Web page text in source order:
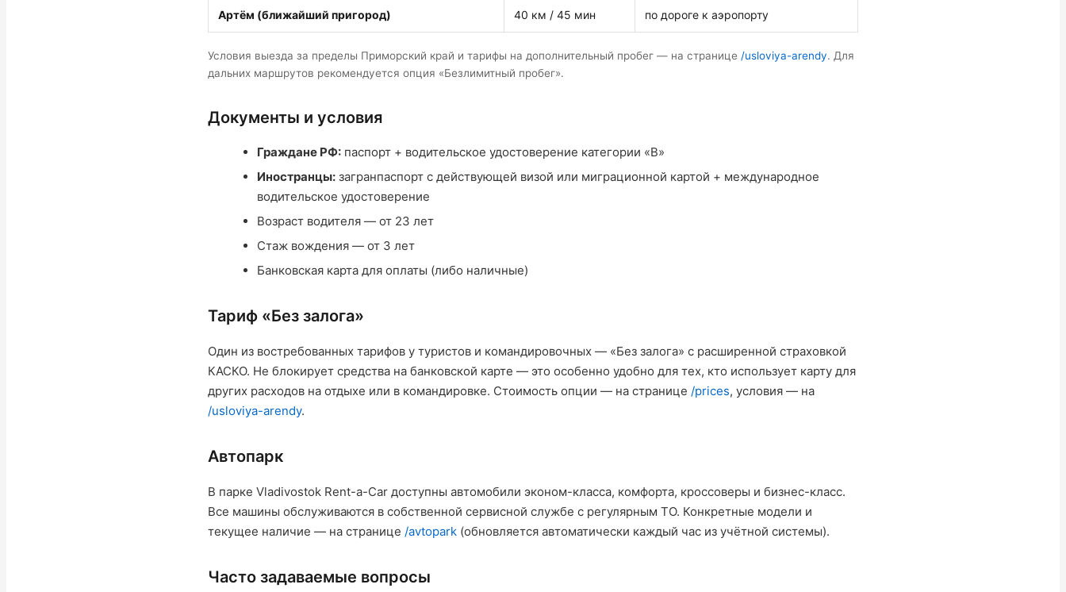
Артём (ближайший пригород) 40 км / 45 мин по дороге к аэропорту
Условия выезда за пределы Приморский край и тарифы на дополнительный пробег — на странице /usloviya-arendy. Для
дальних маршрутов рекомендуется опция «Безлимитный пробег».
Документы и условия
Граждане РФ: паспорт + водительское удостоверение категории «B»
Иностранцы: загранпаспорт с действующей визой или миграционной картой + международное
водительское удостоверение
Возраст водителя — от 23 лет
Стаж вождения — от 3 лет
Банковская карта для оплаты (либо наличные)
Тариф «Без залога»
Один из востребованных тарифов у туристов и командировочных — «Без залога» с расширенной страховкой
КАСКО. Не блокирует средства на банковской карте — это особенно удобно для тех, кто использует карту для
других расходов на отдыхе или в командировке. Стоимость опции — на странице /prices, условия — на
/usloviya-arendy.
Автопарк
В парке Vladivostok Rent-a-Car доступны автомобили эконом-класса, комфорта, кроссоверы и бизнес-класс.
Все машины обслуживаются в собственной сервисной службе с регулярным ТО. Конкретные модели и
текущее наличие — на странице /avtopark (обновляется автоматически каждый час из учётной системы).
Часто задаваемые вопросы